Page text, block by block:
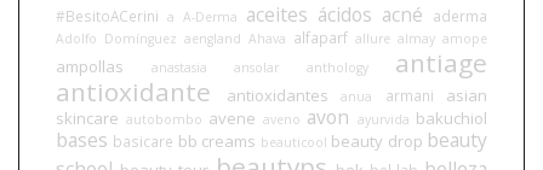
#BesitoACerini a A-Derma aceites ácidos acné aderma
Adolfo Domínguez aengland Ahava alfaparf allure almay amope
ampollas anastasia ansolar anthology
antiage
antioxidante
antioxidantes anua armani
asian
skincare autobombo avene aveno avon ayurvida bakuchiol
bases basicare bb creams beauticool beauty drop beauty